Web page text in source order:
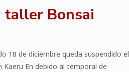
taller Bonsai
18 de diciembre queda suspendido el
Kaeru En debido al temporal de